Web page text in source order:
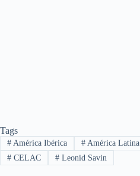
Tags
#América Ibérica #América Latina
#CELAC #Leonid Savin